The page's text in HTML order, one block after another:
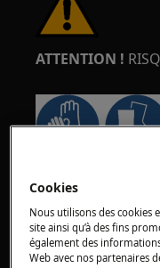
ATTENTION !
Faites toujours
plus sûr que
Utilisez toujours
Cookies
Nous utilisons des cookies
site ainsi qu’à des fins
également des
Web avec nos partenaires